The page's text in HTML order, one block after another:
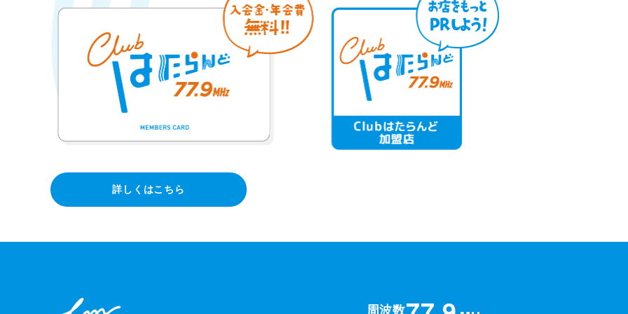
詳しくはこちら
周波数